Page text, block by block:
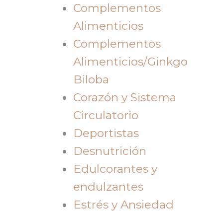
Complementos
Alimenticios
Complementos
Alimenticios/Ginkgo
Biloba
Corazón y Sistema
Circulatorio
Deportistas
Desnutrición
Edulcorantes y
endulzantes
Estrés y Ansiedad